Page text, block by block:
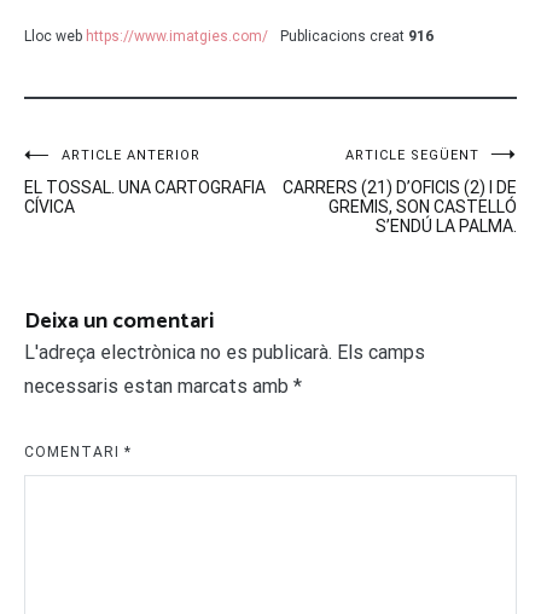
Lloc web https://www.imatgies.com/ Publicacions creat 916
Navegació
d'entrades
ARTICLE ANTERIOR
EL TOSSAL. UNA CARTOGRAFIA
CÍVICA
ARTICLE SEGÜENT
CARRERS (21) D’OFICIS (2) I DE
GREMIS, SON CASTELLÓ
S’ENDÚ LA PALMA.
Deixa un comentari
L'adreça electrònica no es publicarà. Els camps
necessaris estan marcats amb *
COMENTARI *